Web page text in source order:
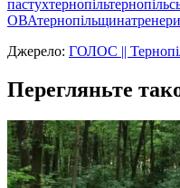
пастухтернопіль
ОВАтернопільщинатренери
Джерело: ГОЛОС ||
Перегляньте